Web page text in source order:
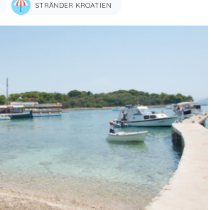
STRÄNDER KROATIEN